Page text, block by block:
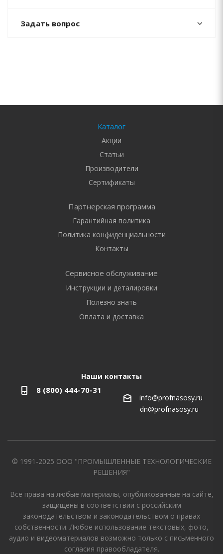
Задать вопрос
Каталог
Акции
Статьи
Производители
Сертификаты
Партнерская программа
Гарантийная политика
Политика конфиденциальности
Контакты
Сервисное обслуживание
Инструкции и деталировки
Полезно знать
Оплата и доставка
Наши контакты
8 (800) 444-70-31
info@profnasosy.ru
dn@profnasosy.ru
© 1991-2025 ООО "ПРОМЫШЛЕННЫЕ ТЕХНОЛОГИЧЕСКИЕ
РЕШЕНИЯ"
Все права на любые материалы, опубликованные на сайте,
защищены в соответствии с российским
законодательством и законодательством о правах
собственности. Любое использование текстовых, фото,
аудио и видеоматериалов возможно только с письменного
согласия правообладателя.